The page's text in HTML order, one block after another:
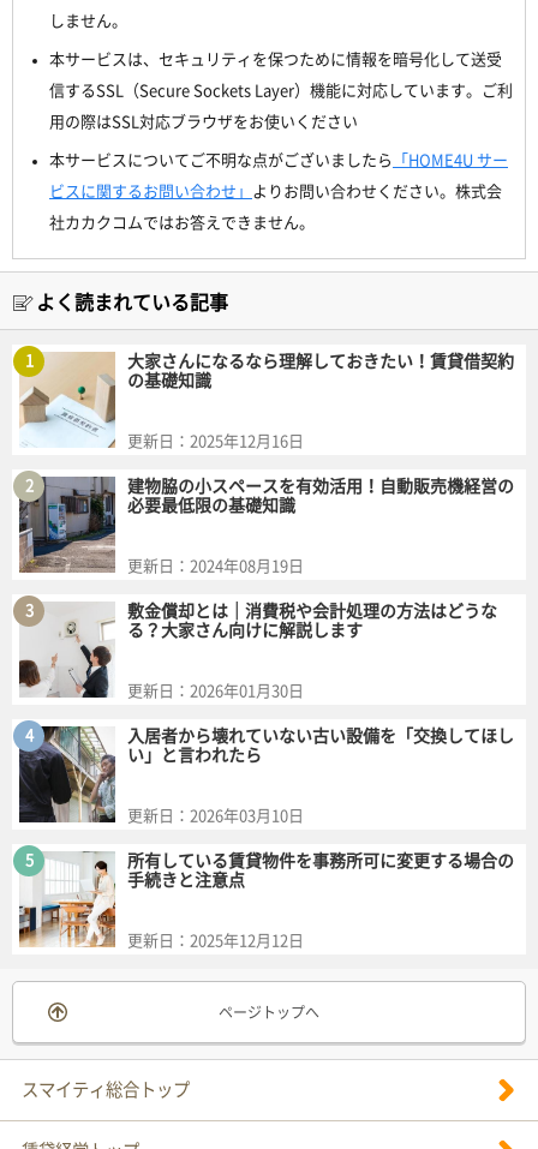
しません。
本サービスは、セキュリティを保つために情報を暗号化して送受
信するSSL（Secure Sockets Layer）機能に対応しています。ご利
用の際はSSL対応ブラウザをお使いください
本サービスについてご不明な点がございましたら
「HOME4U サー
ビスに関するお問い合わせ」 よりお問い合わせください。株式会
社カカクコムではお答えできません。
よく読まれている記事
1
大家さんになるなら理解しておきたい！賃貸借契約
の基礎知識
更新日： 2025年12月16日
2
建物脇の小スペースを有効活用！自動販売機経営の
必要最低限の基礎知識
更新日： 2024年08月19日
3
敷金償却とは｜消費税や会計処理の方法はどうな
る？大家さん向けに解説します
更新日： 2026年01月30日
4
入居者から壊れていない古い設備を「交換してほし
い」と言われたら
更新日： 2026年03月10日
5
所有している賃貸物件を事務所可に変更する場合の
手続きと注意点
更新日： 2025年12月12日
ページトップへ
スマイティ総合トップ